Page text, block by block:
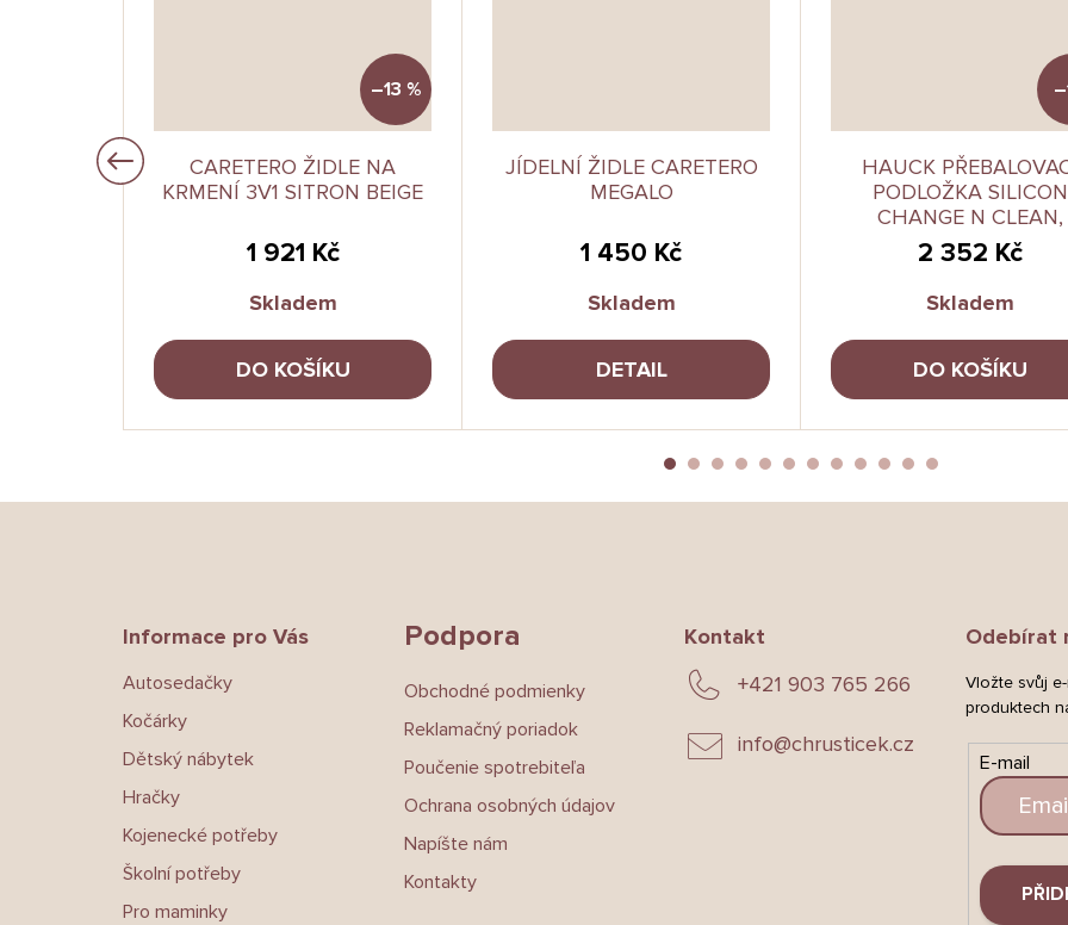
–13 %
CARETERO ŽIDLE NA
KRMENÍ 3V1 SITRON BEIGE
1 921 Kč
Skladem
DO KOŠÍKU
JÍDELNÍ ŽIDLE CARETERO
MEGALO
1 450 Kč
Skladem
DETAIL
HAUCK
PODLOŽKA SILICON
CHANGE N CLEAN,
ANTRACIT
2 352 Kč
Skladem
DO KOŠÍKU
Informace pro Vás
Autosedačky
Kočárky
Dětský nábytek
Hračky
Kojenecké potřeby
Školní potřeby
Pro maminky
Podpora
Obchodné podmienky
Reklamačný poriadok
Poučenie spotrebiteľa
Ochrana osobných údajov
Napíšte nám
Kontakty
Kontakt
info@chrusticek.cz
+421 903 765 266
Odebírat
Vložte svůj
produktech
E-mail